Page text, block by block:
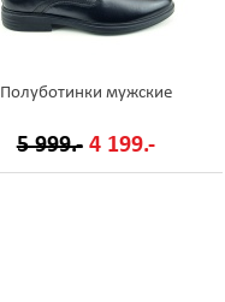
Полуботинки мужские
5 999.- 4 199.-